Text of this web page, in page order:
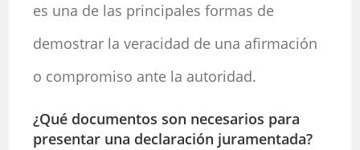
es una de las principales formas de
demostrar la veracidad de una afirmación
o compromiso ante la autoridad.
¿Qué documentos son necesarios para
presentar una declaración juramentada?